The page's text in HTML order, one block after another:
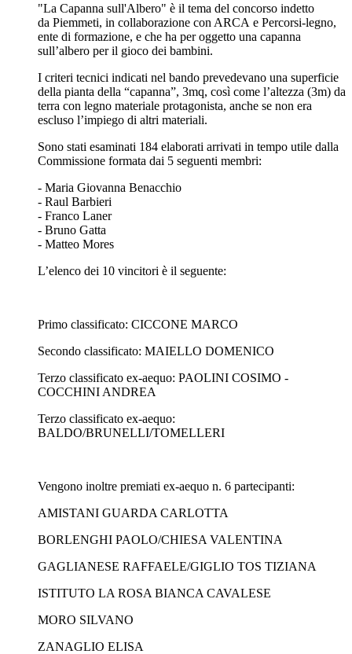
"La Capanna sull'Albero" è il tema del concorso indetto
da Piemmeti, in collaborazione con ARCA e Percorsi-legno,
ente di formazione, e che ha per oggetto una capanna
sull’albero per il gioco dei bambini.
I criteri tecnici indicati nel bando prevedevano una superficie
della pianta della “capanna”, 3mq, così come l’altezza (3m) da
terra con legno materiale protagonista, anche se non era
escluso l’impiego di altri materiali.
Sono stati esaminati 184 elaborati arrivati in tempo utile dalla
Commissione formata dai 5 seguenti membri:
- Maria Giovanna Benacchio
- Raul Barbieri
- Franco Laner
- Bruno Gatta
- Matteo Mores
L’elenco dei 10 vincitori è il seguente:
Primo classificato: CICCONE MARCO
Secondo classificato: MAIELLO DOMENICO
Terzo classificato ex-aequo: PAOLINI COSIMO -
COCCHINI ANDREA
Terzo classificato ex-aequo:
BALDO/BRUNELLI/TOMELLERI
Vengono inoltre premiati ex-aequo n. 6 partecipanti:
AMISTANI GUARDA CARLOTTA
BORLENGHI PAOLO/CHIESA VALENTINA
GAGLIANESE RAFFAELE/GIGLIO TOS TIZIANA
ISTITUTO LA ROSA BIANCA CAVALESE
MORO SILVANO
ZANAGLIO ELISA